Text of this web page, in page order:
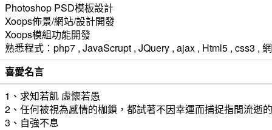
Photoshop PSD模板設計
Xoops佈景/網站/設計開發
Xoops模組功能開發
熟悉程式：php7 , JavaScrupt , JQuery , ajax , Html5 , css3 ,
喜愛名言
1、求知若飢 虛懷若愚
2、任何被視為感情的枷鎖，都試著不因幸運而捕捉指間流逝
3、自強不息